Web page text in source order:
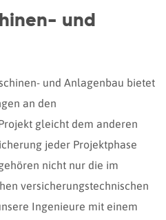
und
und Anlagenbau bietet
an den
gleicht dem anderen
jeder Projektphase
nicht nur die im
versicherungstechnischen
Ingenieure mit einem